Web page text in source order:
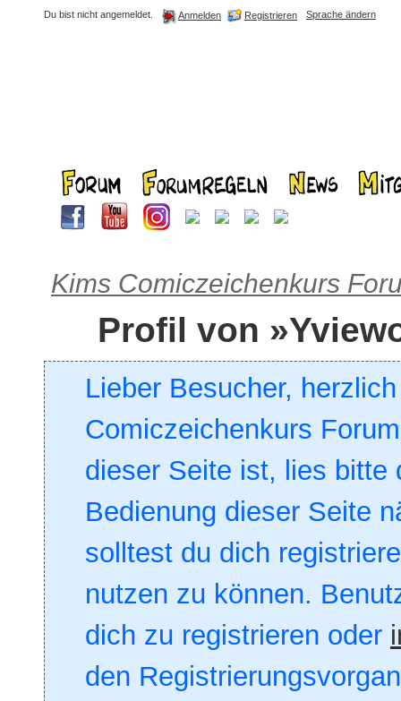
Du bist nicht angemeldet. Anmelden Registrieren Sprache ändern
Kims Comiczeichenkurs
Profil von
Lieber Besucher,
Comiczeichenkurs
dieser Seite ist, lies bitte
Bedienung dieser Seite
solltest du dich
nutzen zu können.
dich zu registrieren oder
den